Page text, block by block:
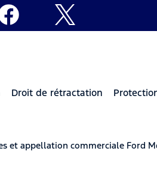
Droit de rétractation
et appellation commerciale Ford